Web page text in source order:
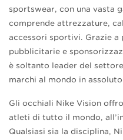
sportswear, con una vasta
comprende attrezzature,
accessori sportivi. Grazie
pubblicitarie e
è soltanto leader del
marchi al mondo in
Gli occhiali Nike Vision
atleti di tutto il mondo,
Qualsiasi sia la disciplina,